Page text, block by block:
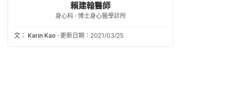
賴建翰醫師
身心科 · 博士身心醫學診所
文： Karin Kao · 更新日期：2021/03/25